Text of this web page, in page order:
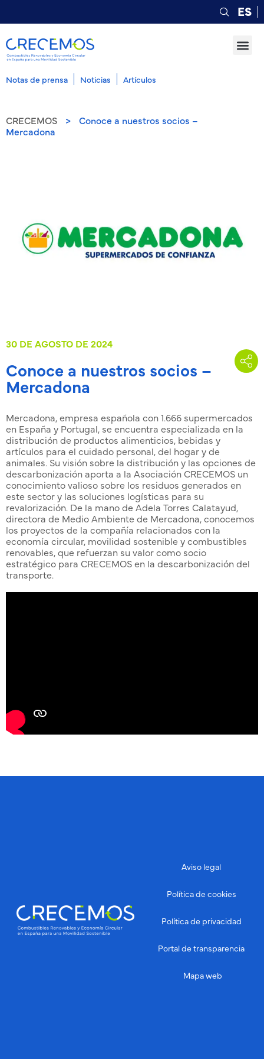
ES
Notas de prensa Noticias Artículos
CRECEMOS >
Conoce a nuestros socios –
Mercadona
30 DE AGOSTO DE 2024
Conoce a nuestros socios –
Mercadona
Mercadona, empresa española con 1.666 supermercados
en España y Portugal, se encuentra especializada en la
distribución de productos alimenticios, bebidas y
artículos para el cuidado personal, del hogar y de
animales. Su visión sobre la distribución y las opciones de
descarbonización aporta a la Asociación CRECEMOS un
conocimiento valioso sobre los residuos generados en
este sector y las soluciones logísticas para su
revalorización. De la mano de Adela Torres Calatayud,
directora de Medio Ambiente de Mercadona, conocemos
los proyectos de la compañía relacionados con la
economía circular, movilidad sostenible y combustibles
renovables, que refuerzan su valor como socio
estratégico para CRECEMOS en la descarbonización del
transporte.
Aviso legal
Política de cookies
Política de privacidad
Portal de transparencia
Mapa web